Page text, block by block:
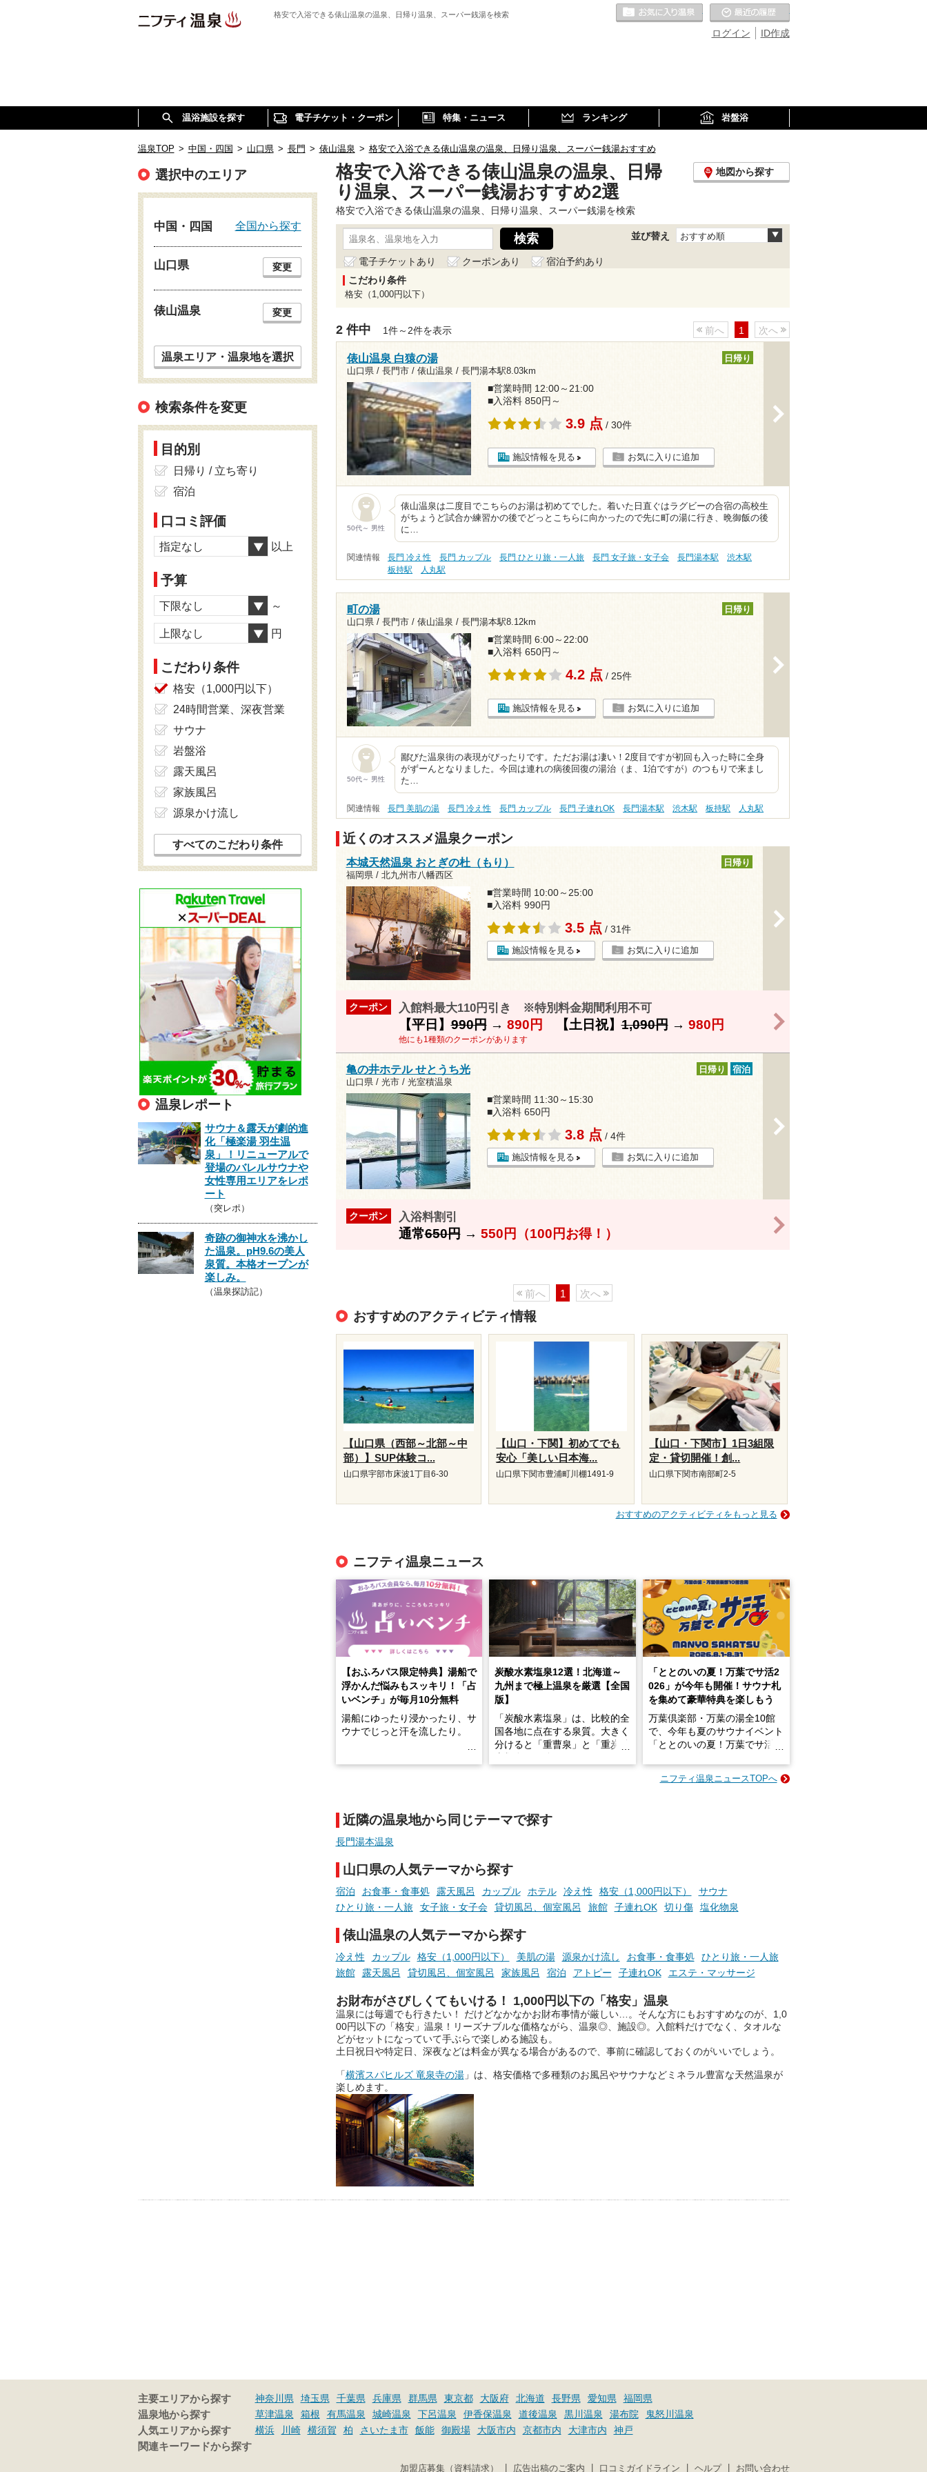
格安で入浴できる俵山温泉の温泉、日帰り温泉、スーパー銭湯を検索
ID作成
ログイン
お気に入りの温泉
温浴施設を探す 電子チケット・クーポン 特集・ニュース ランキング 岩盤浴
温泉TOP > 中国・四国 > 山口県 > 長門 > 俵山温泉 > 格安で入浴できる俵山温泉の温泉、日帰り温泉、スーパー銭湯おすすめ
格安で入浴できる俵山温泉の温泉、日帰
り温泉、スーパー銭湯おすすめ2選
地図から探す
格安で入浴できる俵山温泉の温泉、日帰り温泉、スーパー銭湯を検索
並び替え おすすめ順
電子チケットあり クーポンあり
宿泊予約あり
こだわり条件
格安（1,000円以下）
2 件中 1件～2件を表示 前へ 1 次へ
俵山温泉 白猿の湯
山口県 / 長門市 / 俵山温泉 / 長門湯本駅8.03km
日帰り
■営業時間 12:00～21:00
■入浴料 850円～
3.9 点 / 30件
施設情報を見る お気に入りに追加
50代～ 男性
俵山温泉は二度目でこちらのお湯は初めてでした。着いた日直ぐはラグビーの合宿の高校生
がちょうど試合か練習かの後でどっとこちらに向かったので先に町の湯に行き、晩御飯の後
に…
関連情報 長門 冷え性 長門 カップル 長門 ひとり旅・一人旅 長門 女子旅・女子会 長門湯本駅
渋木駅
板持駅
人丸駅
町の湯
山口県 / 長門市 / 俵山温泉 / 長門湯本駅8.12km
日帰り
■営業時間 6:00～22:00
■入浴料 650円～
4.2 点 / 25件
施設情報を見る お気に入りに追加
50代～ 男性
鄙びた温泉街の表現がぴったりです。ただお湯は凄い！2度目ですが初回も入った時に全身
がずーんとなりました。今回は連れの病後回復の湯治（ま、1泊ですが）のつもりで来まし
た…
関連情報 長門 美肌の湯 長門 冷え性 長門 カップル 長門 子連れOK 長門湯本駅 渋木駅 板持駅 人丸駅
近くのオススメ温泉クーポン
本城天然温泉 おとぎの杜（もり）
福岡県 / 北九州市八幡西区
日帰り
■営業時間 10:00～25:00
■入浴料 990円
3.5 点 / 31件
施設情報を見る お気に入りに追加
クーポン 入館料最大110円引き ※特別料金期間利用不可
【平日】990円→ 890円 【土日祝】1,090円→ 980円
他にも1種類のクーポンがあります
>
亀の井ホテル せとうち光
山口県 / 光市 / 光室積温泉
日帰り 宿泊
■営業時間 11:30～15:30
■入浴料 650円
3.8 点 / 4件
施設情報を見る お気に入りに追加
クーポン 入浴料割引
通常650円→ 550円（100円お得！）
前へ 1 次へ
おすすめのアクティビティ情報
【山口県（西部～北部～中
部）】SUP体験コ...
山口県宇部市床波1丁目6-30
【山口・下関】初めてでも
安心「美しい日本海...
山口県下関市豊浦町川棚1491-9
【山口・下関市】1日3組限
定・貸切開催！創...
山口県下関市南部町2-5
おすすめのアクティビティをもっと見る
ニフティ温泉ニュース
【おふろパス限定特典】湯船で
浮かんだ悩みもスッキリ！「占
いベンチ」が毎月10分無料
湯船にゆったり浸かったり、サ
ウナでじっと汗を流したり。
た「これからのこと」や「ちょ
っとした悩み」が、頭に浮かん
でくることはありませんか？
お風呂でリラックスしているか
らこそ向き合える、大切な自分
の本音。
そんな心のつぶやきを、湯あが
りの温まった心のまま相談でき
たら素敵ですよね。
ニフティ温泉の「占いベンチ」
は、そんなあなたの心のつぶや
きをプロの占い師に相談するこ
とができるサービスです。
おふろパス会員様なら、この特
別なひとときを「毎月10分無
料」でご利用いただけます。
お湯で体がほぐれたら、次は占
い師さんとお話しして、心もほ
炭酸水素塩泉12選！北海道～
九州まで極上温泉を厳選【全国
版】
「炭酸水素塩泉」は、比較的全
国各地に点在する泉質。大きく
分けると「重曹泉」と「重炭酸
す。
ら、日本各地にある炭酸水素塩
泉を12施設セレクト。すべて
日帰り入浴可能で、源泉かけ流
しと泉質の良さにこだわりつ
つ、万人におすすめしたい施設
を厳選しました。
「ととのいの夏！万葉でサ活2
026」が今年も開催！サウナ札
を集めて豪華特典を楽しもう
万葉倶楽部・万葉の湯全10館
で、今年も夏のサウナイベント
「ととのいの夏！万葉でサ活2
2026年8月1日（土）～8月31
さらに、各館ではアロマロウリ
ュやアウフグースなど、サウナ
好きにはたまらない多彩なイベ
───
提供元：万葉倶楽部株式会社
【PR】
この記事は万葉倶楽部株式会社
のPR記事です。
ニフティ温泉ニュースTOPへ
近隣の温泉地から同じテーマで探す
長門湯本温泉
山口県の人気テーマから探す
宿泊 お食事・食事処 露天風呂 カップル ホテル 冷え性 格安（1,000円以下）
サウナ
ひとり旅・一人旅
女子旅・女子会 貸切風呂、個室風呂 旅館 子連れOK 切り傷 塩化物泉
俵山温泉の人気テーマから探す
冷え性 カップル 格安（1,000円以下） 美肌の湯 源泉かけ流し お食事・食事処
ひとり旅・一人旅
旅館
露天風呂 貸切風呂、個室風呂 家族風呂 宿泊 アトピー 子連れOK エステ・マッサージ
お財布がさびしくてもいける！ 1,000円以下の「格安」温泉
温泉には毎週でも行きたい！ だけどなかなかお財布事情が厳しい…。そんな方にもおすすめなのが、1,0
00円以下の「格安」温泉！リーズナブルな価格ながら、温泉◎、施設◎。入館料だけでなく、タオルな
どがセットになっていて手ぶらで楽しめる施設も。
土日祝日や特定日、深夜などは料金が異なる場合があるので、事前に確認しておくのがいいでしょう。
「横濱スパヒルズ 竜泉寺の湯」は、格安価格で多種類のお風呂やサウナなどミネラル豊富な天然温泉が
楽しめます。
選択中のエリア
中国・四国 全国から探す
山口県 変更
俵山温泉 変更
温泉エリア・温泉地を選択
検索条件を変更
目的別
日帰り / 立ち寄り
宿泊
口コミ評価
指定なし 以上
予算
下限なし ～
上限なし 円
こだわり条件
格安（1,000円以下）
24時間営業、深夜営業
サウナ
岩盤浴
露天風呂
家族風呂
源泉かけ流し
すべてのこだわり条件
温泉レポート
サウナ＆露天が劇的進
化「極楽湯 羽生温
泉」！リニューアルで
登場のバレルサウナや
女性専用エリアをレポ
ート
（突レポ）
奇跡の御神水を沸かし
た温泉。pH9.6の美人
泉質。本格オープンが
楽しみ。
（温泉探訪記）
主要エリアから探す 神奈川県 埼玉県 千葉県 兵庫県 群馬県 東京都 大阪府 北海道 長野県 愛知県
福岡県
温泉地から探す
草津温泉 箱根 有馬温泉 城崎温泉 下呂温泉 伊香保温泉 道後温泉 黒川温泉 湯布院
鬼怒川温泉
人気エリアから探す
横浜 川崎 横須賀 柏 さいたま市 飯能 御殿場 大阪市内 京都市内 大津市内
神戸
関連キーワードから探す
お問い合わせ
ヘルプ
口コミガイドライン
広告出稿のご案内
加盟店募集（資料請求）